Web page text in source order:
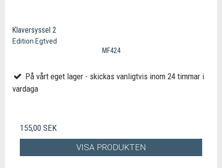
Klaversyssel 2
Edition Egtved
MF424
På vårt eget lager - skickas vanligtvis inom 24 timmar i
vardaga
155,00 SEK
VISA PRODUKTEN